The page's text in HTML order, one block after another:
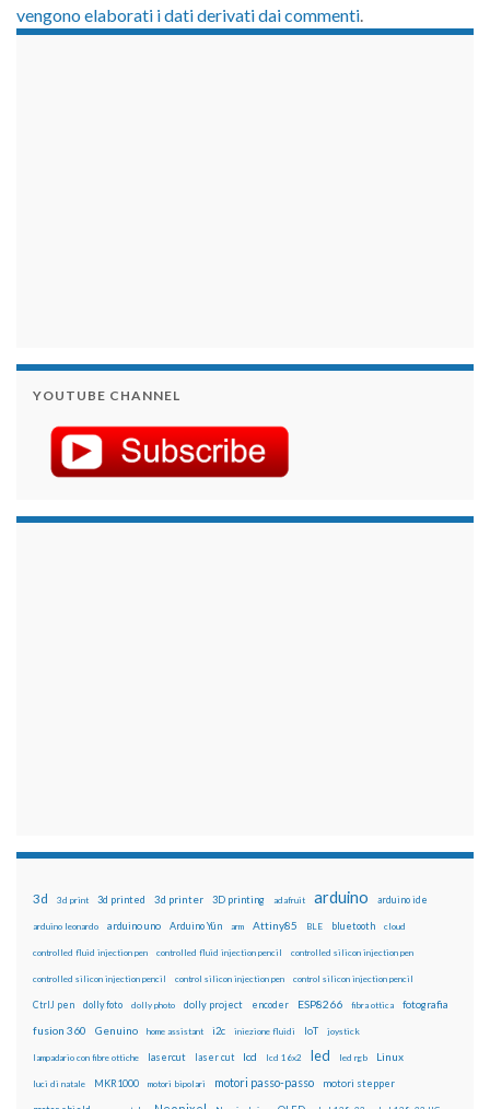
vengono elaborati i dati derivati dai commenti
YOUTUBE CHANNEL
3d 3d print 3d printed 3d printer 3D printing adafruit arduino arduino ide
arduino leonardo arduino uno Arduino Yún arm Attiny85 BLE bluetooth cloud
controlled fluid injection pen controlled fluid injection pencil controlled silicon injection pen
controlled silicon injection pencil control silicon injection pen control silicon injection pencil
CtrlJ pen dolly foto dolly photo dolly project encoder ESP8266 fibra ottica fotografia
fusion 360 Genuino home assistant i2c iniezione fluidi IoT joystick
lampadario con fibre ottiche lasercut laser cut lcd lcd 16x2 led led rgb Linux
luci di natale MKR1000 motori bipolari motori passo-passo motori stepper